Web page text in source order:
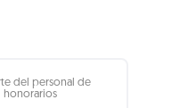
del personal de
honorarios